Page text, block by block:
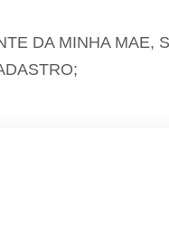
DA MINHA MAE,